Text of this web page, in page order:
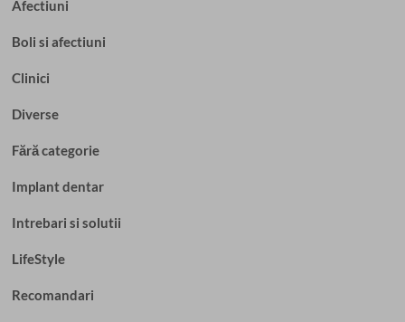
Afectiuni
Boli si afectiuni
Clinici
Diverse
Fără categorie
Implant dentar
Intrebari si solutii
LifeStyle
Recomandari